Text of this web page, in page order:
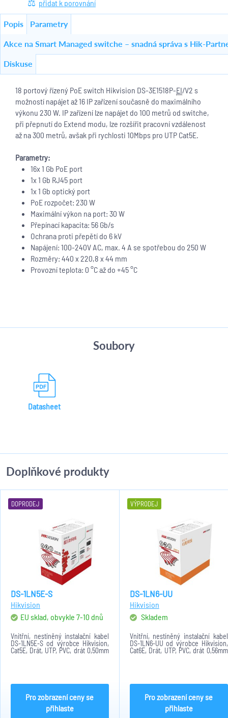
přidat k porovnání
Popis Parametry
Akce na Smart Managed switche – snadná správa s Hik-
Diskuse
18 portový řízený PoE switch Hikvision DS-3E1518P-EI/V2 s
možností napájet až 16 IP zařízení současně do maximálního
výkonu 230 W. IP zařízení lze napájet do 100 metrů od switche,
při přepnutí do Extend modu, lze rozšířit pracovní vzdálenost
až na 300 metrů, avšak při rychlosti 10Mbps pro UTP Cat5E.
Parametry:
16x 1 Gb PoE port
1x 1 Gb RJ45 port
1x 1 Gb optický port
PoE rozpočet: 230 W
Maximální výkon na port: 30 W
Přepínací kapacita: 56 Gb/s
Ochrana proti přepětí do 6 kV
Napájení: 100-240V AC, max. 4 A se spotřebou do 250 W
Rozměry: 440 x 220,8 x 44 mm
Provozní teplota: 0 °C až do +45 °C
Soubory
Datasheet
Doplňkové produkty
DOPRODEJ
DS-1LN5E-S
Hikvision
EU sklad, obvykle 7-10 dnů
Vnitřní, nestíněný instalační kabel
DS-1LN5E-S od výrobce Hikvision,
Cat5E, Drát, UTP, PVC, drát 0,50mm
Pro zobrazení ceny se
přihlaste
VÝPRODEJ
DS-1LN6-UU
Hikvision
Skladem
Vnitřní, nestíněný instalační kabel
DS-1LN6-UU od výrobce Hikvision,
Cat6E, Drát, UTP, PVC, drát 0,56mm
Pro zobrazení ceny se
přihlaste